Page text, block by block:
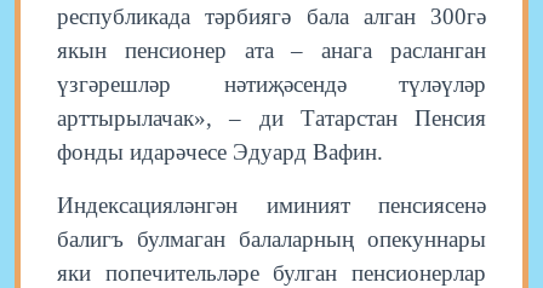
республикада тәрбиягә бала алган 300гә
якын пенсионер ата – анага расланган
үзгәрешләр нәтиҗәсендә түләүләр
арттырылачак», – ди Татарстан Пенсия
фонды идарәчесе Эдуард Вафин.
Индексацияләнгән иминият пенсиясенә
балигъ булмаган балаларның опекуннары
яки попечительләре булган пенсионерлар